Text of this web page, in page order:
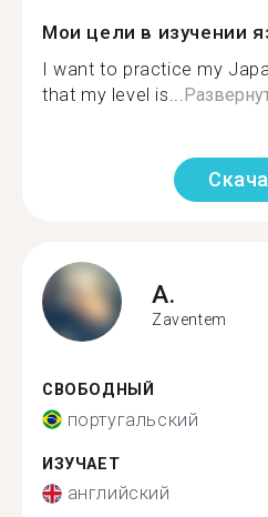
Мои цели в изучении
I want to practice my
that my level is...
A.
Zaventem
СВОБОДНЫЙ
португальский
ИЗУЧАЕТ
английский